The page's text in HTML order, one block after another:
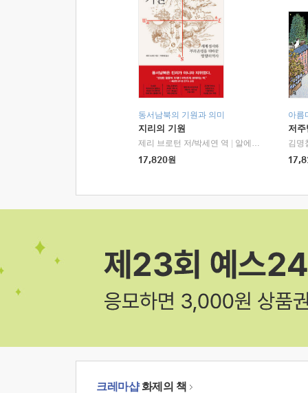
동서남북의 기원과 의미
지리의 기원
제리 브로턴 저/박세연 역
알에이치코리아(RHK)
17,820원
아름
저
김명
크레마샵화제의 책